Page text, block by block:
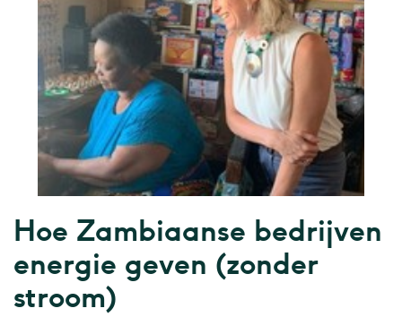
Hoe Zambiaanse bedrijven
energie geven (zonder
stroom)